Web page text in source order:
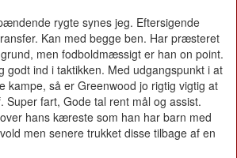
rygte synes jeg. Eftersigende
Kan med begge ben. Har præsteret
men fodboldmæssigt er han on point.
godt ind i taktikken. Med udgangspunkt i at
kampe, så er Greenwood jo rigtig vigtig at
Super fart, Gode tal rent mål og assist.
hans kæreste som han har barn med
men senere trukket disse tilbage af en